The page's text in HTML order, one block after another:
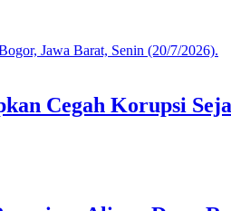
Cegah Korupsi